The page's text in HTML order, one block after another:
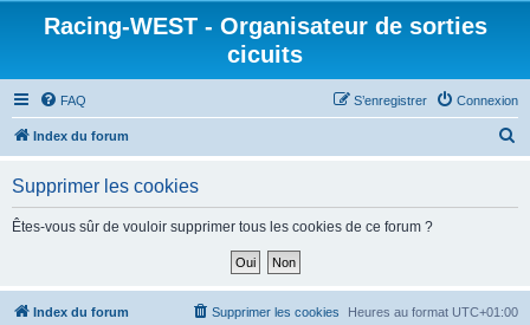
Racing-WEST - Organisateur de sorties
cicuits
FAQ Connexion
S’enregistrer
Index du forum
Supprimer les cookies
Êtes-vous sûr de vouloir supprimer tous les cookies de ce forum ?
Index du forum Heures au format UTC+01:00
Supprimer les cookies